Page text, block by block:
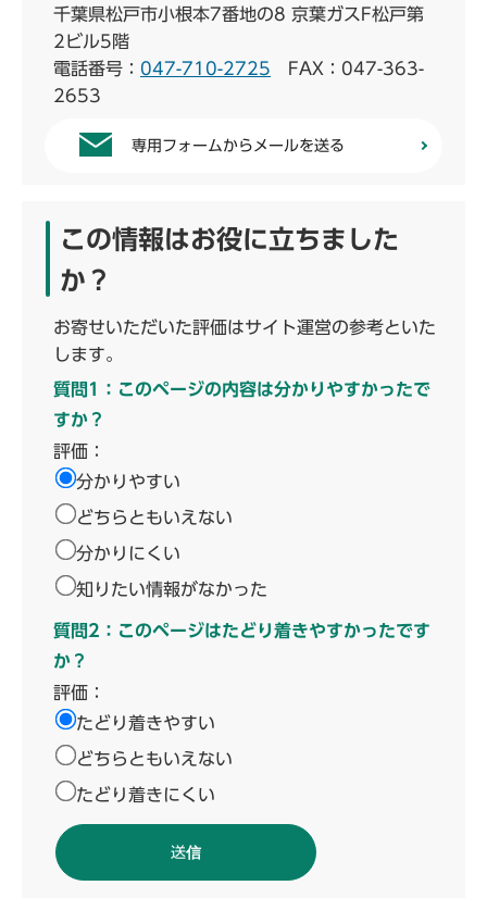
千葉県松戸市小根本7番地の8 京葉ガスF松戸第
2ビル5階
電話番号： 047-710-2725 FAX：047-363-
2653
専用フォームからメールを送る
この情報はお役に立ちました
か？
お寄せいただいた評価はサイト運営の参考といた
します。
質問1：このページの内容は分かりやすかったで
すか？
評価：
分かりやすい
どちらともいえない
分かりにくい
知りたい情報がなかった
質問2：このページはたどり着きやすかったです
か？
評価：
たどり着きやすい
どちらともいえない
たどり着きにくい